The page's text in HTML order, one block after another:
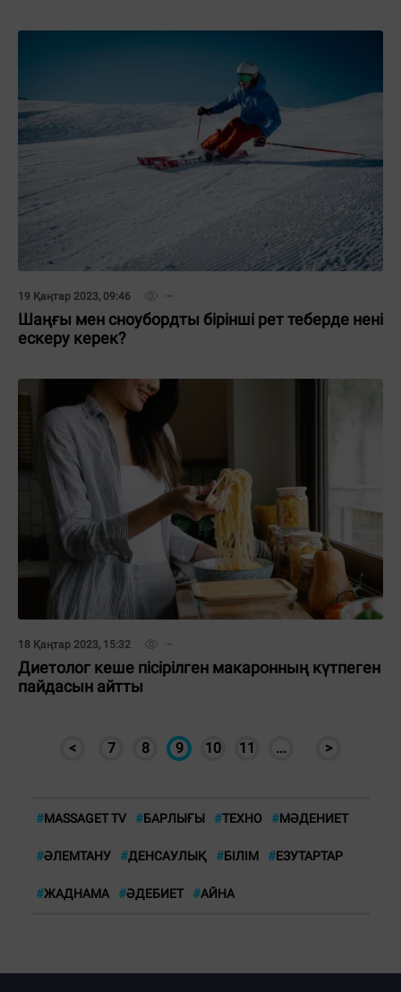
19 Қаңтар 2023, 09:46
Шаңғы мен сноубордты бірінші рет теберде нені
ескеру керек?
18 Қаңтар 2023, 15:32
Диетолог кеше пісірілген макаронның күтпеген
пайдасын айтты
< 7 8 9 10 11 ... >
#MASSAGET TV #БАРЛЫҒЫ #ТЕХНО #МӘДЕНИЕТ
#ӘЛЕМТАНУ #ДЕНСАУЛЫҚ #БІЛІМ #ЕЗУТАРТАР
#ЖАДНАМА #ӘДЕБИЕТ #АЙНА